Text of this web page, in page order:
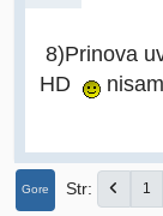
8)Prinova
HD
Gore Str 1